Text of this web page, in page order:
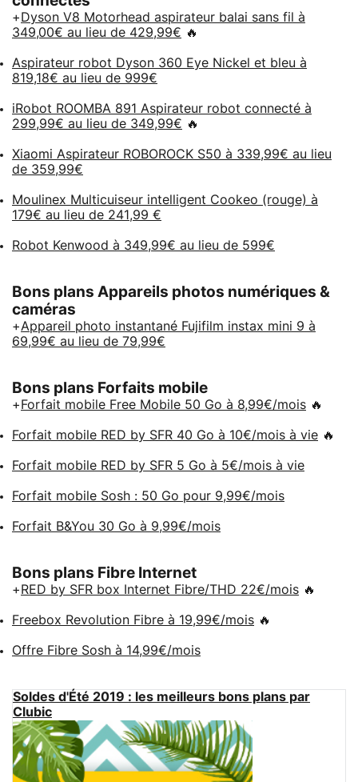
+ Dyson V8 Motorhead aspirateur balai sans fil à
349,00€ au lieu de 429,99€ 🔥
Aspirateur robot Dyson 360 Eye Nickel et bleu à
819,18€ au lieu de 999€
iRobot ROOMBA 891 Aspirateur robot connecté à
299,99€ au lieu de 349,99€ 🔥
Xiaomi Aspirateur ROBOROCK S50 à 339,99€ au lieu
de 359,99€
Moulinex Multicuiseur intelligent Cookeo (rouge) à
179€ au lieu de 241,99 €
Robot Kenwood à 349,99€ au lieu de 599€
Bons plans Appareils photos numériques &
caméras
+Appareil photo instantané Fujifilm instax mini 9 à
69,99€ au lieu de 79,99€
Bons plans Forfaits mobile
+ Forfait mobile Free Mobile 50 Go à 8,99€/mois 🔥
Forfait mobile RED by SFR 40 Go à 10€/mois à vie 🔥
Forfait mobile RED by SFR 5 Go à 5€/mois à vie
Forfait mobile Sosh : 50 Go pour 9,99€/mois
Forfait B&You 30 Go à 9,99€/mois
Bons plans Fibre Internet
+ RED by SFR box Internet Fibre/THD 22€/mois 🔥
Freebox Revolution Fibre à 19,99€/mois 🔥
Offre Fibre Sosh à 14,99€/mois
Soldes d'Été 2019 : les meilleurs bons plans par
Clubic